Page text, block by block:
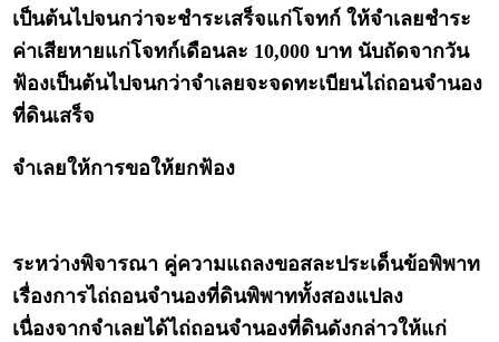
เป็นต้นไปจนกว่าจะชำระเสร็จแก่โจทก์ ให้จำเลยชำระ
ค่าเสียหายแก่โจทก์เดือนละ 10,000 บาท นับถัดจากวัน
ฟ้องเป็นต้นไปจนกว่าจำเลยจะจดทะเบียนไถ่ถอนจำนอง
ที่ดินเสร็จ
จำเลยให้การขอให้ยกฟ้อง
ระหว่างพิจารณา คู่ความแถลงขอสละประเด็นข้อพิพาท
เรื่องการไถ่ถอนจำนองที่ดินพิพาททั้งสองแปลง
เนื่องจากจำเลยได้ไถ่ถอนจำนองที่ดินดังกล่าวให้แก่